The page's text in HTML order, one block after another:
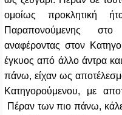
ομοίως προκλητική
Παραπονούμενης
αναφέροντας στον
έγκυος από άλλο άντρα
πάνω, είχαν ως
Κατηγορούμενου, με
Πέραν των πιο πάνω,